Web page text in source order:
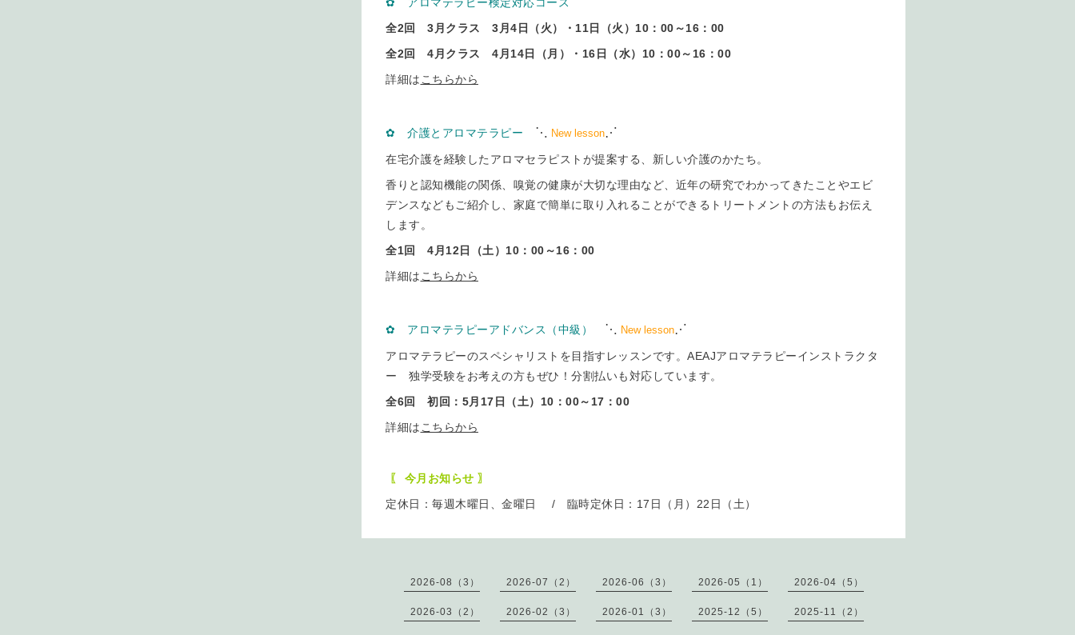
全2回 3月クラス 3月4日（火）・11日（火）10：00～16：00
全2回 4月クラス 4月14日（月）・16日（水）10：00～16：00
詳細は こちらから
✿ 介護とアロマテラピー ⋱ New lesson ⋰
在宅介護を経験したアロマセラピストが提案する、新しい介護のかたち。
香りと認知機能の関係、嗅覚の健康が大切な理由など、近年の研究でわかってきたことやエビ
デンスなどもご紹介し、家庭で簡単に取り入れることができるトリートメントの方法もお伝え
します。
全1回 4月12日（土）10：00～16：00
詳細は こちらから
✿ アロマテラピーアドバンス（中級） ⋱ New lesson ⋰
アロマテラピーのスペシャリストを目指すレッスンです。AEAJアロマテラピーインストラクタ
ー 独学受験をお考えの方もぜひ！分割払いも対応しています。
全6回 初回：5月17日（土）10：00～17：00
詳細は こちらから
〖 今月お知らせ 〗
定休日：毎週木曜日、金曜日 / 臨時定休日：17日（月）22日（土）
2026-08（3） 2026-07（2） 2026-06（3） 2026-05（1） 2026-04（5）
2026-03（2） 2026-02（3） 2026-01（3） 2025-12（5） 2025-11（2）